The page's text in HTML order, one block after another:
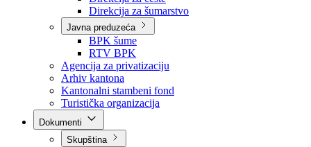
Direkcije
Direkcija za robne rezerve
Direkcija za ceste
Direkcija za šumarstvo
Javna preduzeća
BPK šume
RTV BPK
Agencija za privatizaciju
Arhiv kantona
Kantonalni stambeni fond
Turistička organizacija